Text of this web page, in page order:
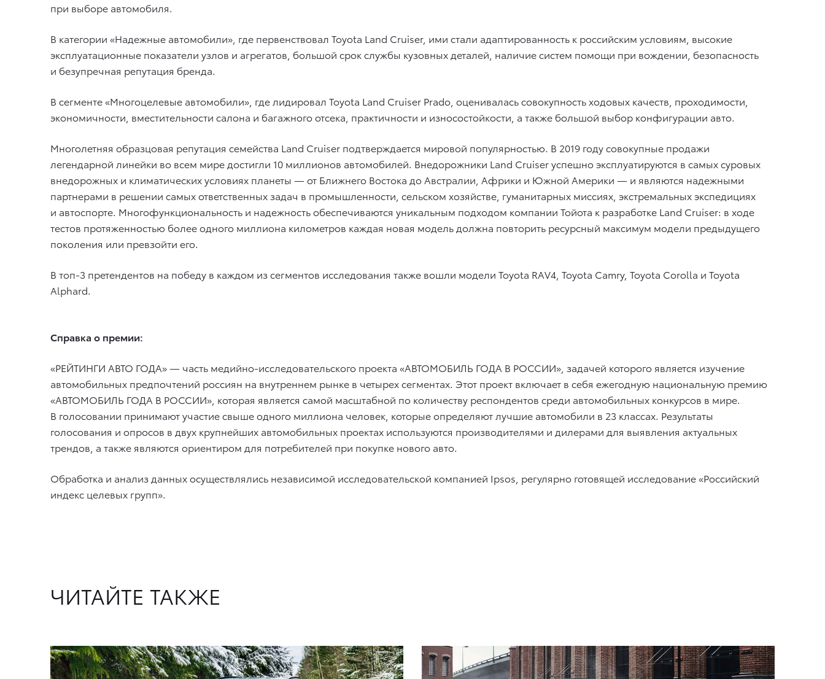
при выборе автомобиля.
В категории «Надежные автомобили», где первенствовал Toyota Land Cruiser, ими стали адаптированность к российским условиям, высокие
эксплуатационные показатели узлов и агрегатов, большой срок службы кузовных деталей, наличие систем помощи при вождении, безопасность
и безупречная репутация бренда.
В сегменте «Многоцелевые автомобили», где лидировал Toyota Land Cruiser Prado, оценивалась совокупность ходовых качеств, проходимости,
экономичности, вместительности салона и багажного отсека, практичности и износостойкости, а также большой выбор конфигурации авто.
Многолетняя образцовая репутация семейства Land Cruiser подтверждается мировой популярностью. В 2019 году совокупные продажи
легендарной линейки во всем мире достигли 10 миллионов автомобилей. Внедорожники Land Cruiser успешно эксплуатируются в самых суровых
внедорожных и климатических условиях планеты — от Ближнего Востока до Австралии, Африки и Южной Америки — и являются надежными
партнерами в решении самых ответственных задач в промышленности, сельском хозяйстве, гуманитарных миссиях, экстремальных экспедициях
и автоспорте. Многофункциональность и надежность обеспечиваются уникальным подходом компании Тойота к разработке Land Cruiser: в ходе
тестов протяженностью более одного миллиона километров каждая новая модель должна повторить ресурсный максимум модели предыдущего
поколения или превзойти его.
В топ-3 претендентов на победу в каждом из сегментов исследования также вошли модели Toyota RAV4, Toyota Camry, Toyota Corolla и Toyota
Alphard.
Справка о премии:
«РЕЙТИНГИ АВТО ГОДА» — часть медийно-исследовательского проекта «АВТОМОБИЛЬ ГОДА В РОССИИ», задачей которого является изучение
автомобильных предпочтений россиян на внутреннем рынке в четырех сегментах. Этот проект включает в себя ежегодную национальную премию
«АВТОМОБИЛЬ ГОДА В РОССИИ», которая является самой масштабной по количеству респондентов среди автомобильных конкурсов в мире.
В голосовании принимают участие свыше одного миллиона человек, которые определяют лучшие автомобили в 23 классах. Результаты
голосования и опросов в двух крупнейших автомобильных проектах используются производителями и дилерами для выявления актуальных
трендов, а также являются ориентиром для потребителей при покупке нового авто.
Обработка и анализ данных осуществлялись независимой исследовательской компанией Ipsos, регулярно готовящей исследование «Российский
индекс целевых групп».
ЧИТАЙТЕ ТАКЖЕ